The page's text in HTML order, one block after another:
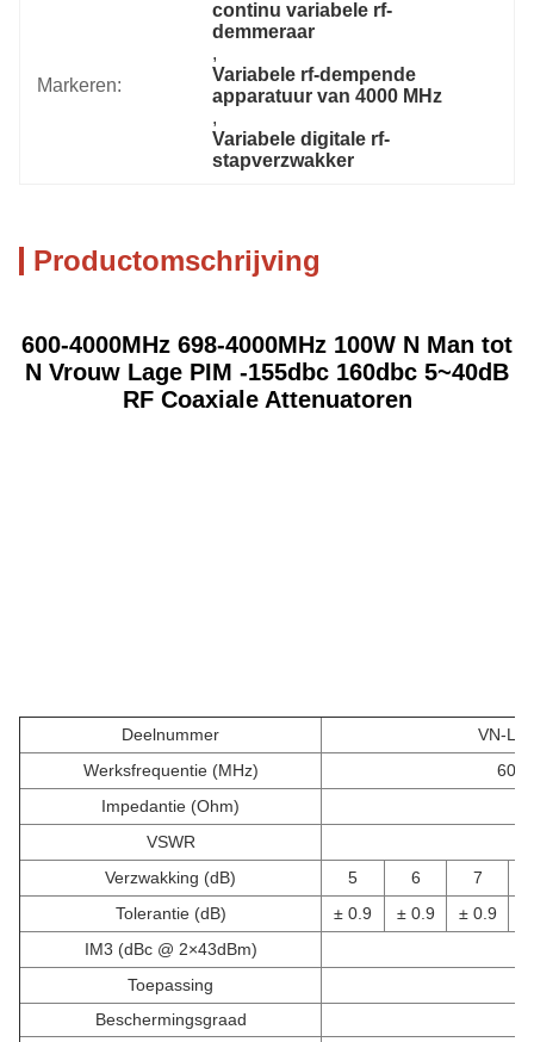
Markeren:
continu variabele rf-
demmeraar
,
Variabele rf-dempende
apparatuur van 4000 MHz
,
Variabele digitale rf-
stapverzwakker
Productomschrijving
600-4000MHz 698-4000MHz 100W N Man tot
N Vrouw Lage PIM -155dbc 160dbc 5~40dB
RF Coaxiale Attenuatoren
Deelnummer
VN-
Werksfrequentie (MHz)
600
Impedantie (Ohm)
VSWR
Verzwakking (dB)
5 6
7
Tolerantie (dB)
± 0.9 ± 0.9 ± 0.9
IM3 (dBc @ 2×43dBm)
Toepassing
Beschermingsgraad